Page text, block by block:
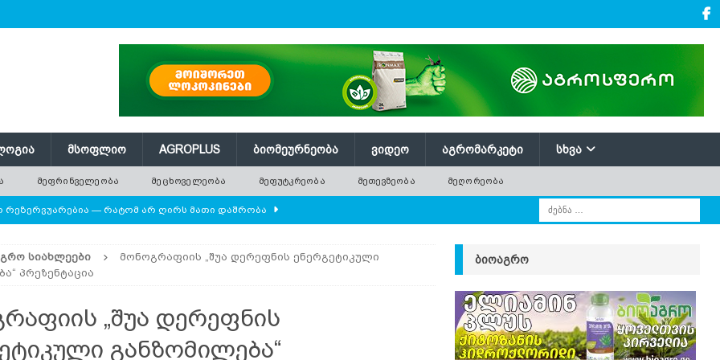
ᲛᲡᲝᲤᲚᲘᲝ AGROPLUS ᲑᲘᲝᲛᲔᲣᲠᲜᲔᲝᲑᲐ ᲕᲘᲓᲔᲝ ᲐᲒᲠᲝᲛᲐᲠᲙᲔᲢᲘ ᲡᲮᲕᲐ
ᲛᲔᲤᲠᲘᲜᲕᲔᲚᲔᲝᲑᲐ ᲛᲔᲪᲮᲝᲕᲔᲚᲔᲝᲑᲐ ᲛᲔᲤᲣᲢᲙᲠᲔᲝᲑᲐ ᲛᲔᲗᲔᲕᲖᲔᲝᲑᲐ ᲛᲔᲦᲝᲠᲔᲝᲑᲐ
რეზერვუარებია — რატომ არ ღირს მათი დაშრობა
მოშენების დროს ᲛᲔᲤᲠᲘᲜᲕᲔᲚᲔᲝᲑᲐ
საფუძველია — რატომ ქრება ველური
ᲛᲔᲪᲮᲝᲕᲔᲚᲔᲝᲑᲐ
ᲡᲘᲐᲮᲚᲔᲔᲑᲘ
მონოგრაფიის „შუა დერეფნის ენერგეტიკული
პრეზენტაცია
„შუა დერეფნის
განზომილება“
ᲑᲘᲝᲐᲒᲠᲝ